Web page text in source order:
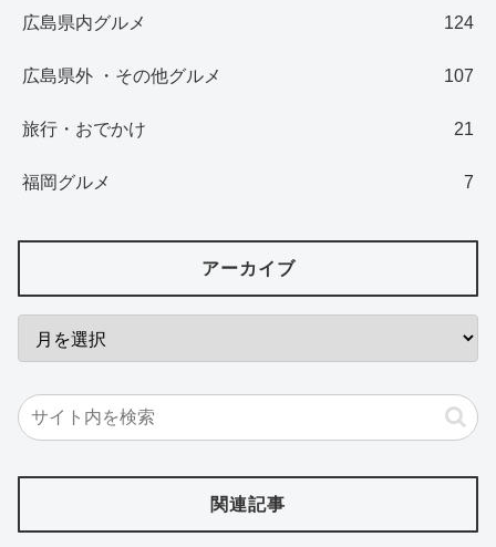
広島県内グルメ 124
広島県外 ・その他グルメ 107
旅行・おでかけ 21
福岡グルメ 7
アーカイブ
関連記事